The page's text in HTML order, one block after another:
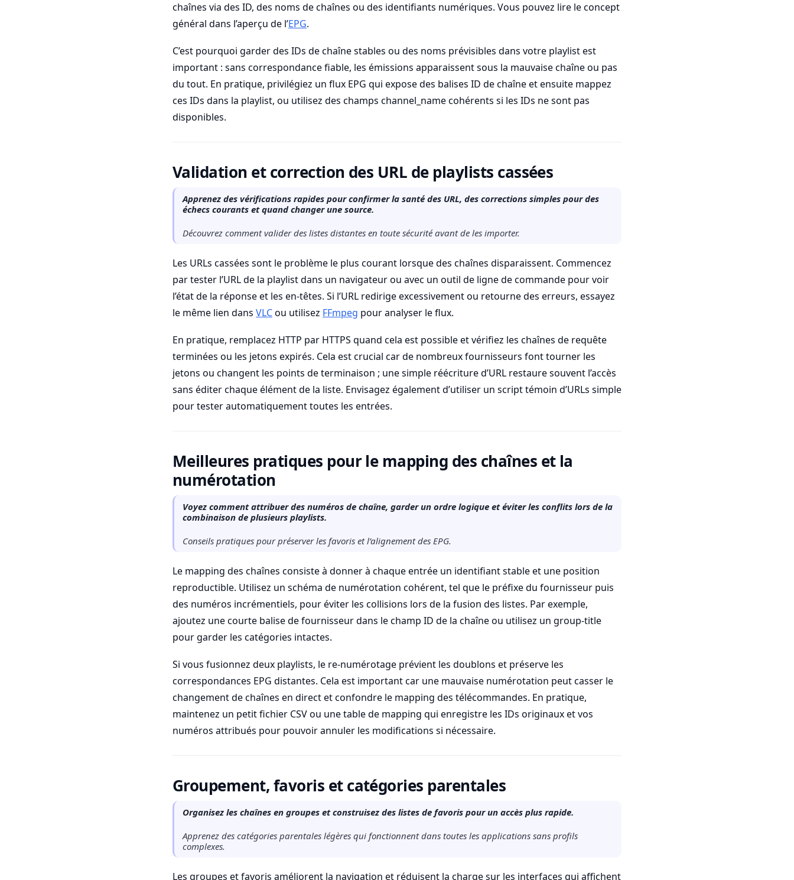
chaînes via des ID, des noms de chaînes ou des identifiants numériques. Vous pouvez lire le concept
général dans l’aperçu de l’EPG.
C’est pourquoi garder des IDs de chaîne stables ou des noms prévisibles dans votre playlist est
important : sans correspondance fiable, les émissions apparaissent sous la mauvaise chaîne ou pas
du tout. En pratique, privilégiez un flux EPG qui expose des balises ID de chaîne et ensuite mappez
ces IDs dans la playlist, ou utilisez des champs channel_name cohérents si les IDs ne sont pas
disponibles.
Validation et correction des URL de playlists cassées
Apprenez des vérifications rapides pour confirmer la santé des URL, des corrections simples pour des
échecs courants et quand changer une source.
Découvrez comment valider des listes distantes en toute sécurité avant de les importer.
Les URLs cassées sont le problème le plus courant lorsque des chaînes disparaissent. Commencez
par tester l’URL de la playlist dans un navigateur ou avec un outil de ligne de commande pour voir
l’état de la réponse et les en-têtes. Si l’URL redirige excessivement ou retourne des erreurs, essayez
le même lien dans VLCou utilisez FFmpeg pour analyser le flux.
En pratique, remplacez HTTP par HTTPS quand cela est possible et vérifiez les chaînes de requête
terminées ou les jetons expirés. Cela est crucial car de nombreux fournisseurs font tourner les
jetons ou changent les points de terminaison ; une simple réécriture d’URL restaure souvent l’accès
sans éditer chaque élément de la liste. Envisagez également d’utiliser un script témoin d’URLs simple
pour tester automatiquement toutes les entrées.
Meilleures pratiques pour le mapping des chaînes et la
numérotation
Voyez comment attribuer des numéros de chaîne, garder un ordre logique et éviter les conflits lors de la
combinaison de plusieurs playlists.
Conseils pratiques pour préserver les favoris et l’alignement des EPG.
Le mapping des chaînes consiste à donner à chaque entrée un identifiant stable et une position
reproductible. Utilisez un schéma de numérotation cohérent, tel que le préfixe du fournisseur puis
des numéros incrémentiels, pour éviter les collisions lors de la fusion des listes. Par exemple,
ajoutez une courte balise de fournisseur dans le champ ID de la chaîne ou utilisez un group-title
pour garder les catégories intactes.
Si vous fusionnez deux playlists, le re-numérotage prévient les doublons et préserve les
correspondances EPG distantes. Cela est important car une mauvaise numérotation peut casser le
changement de chaînes en direct et confondre le mapping des télécommandes. En pratique,
maintenez un petit fichier CSV ou une table de mapping qui enregistre les IDs originaux et vos
numéros attribués pour pouvoir annuler les modifications si nécessaire.
Groupement, favoris et catégories parentales
Organisez les chaînes en groupes et construisez des listes de favoris pour un accès plus rapide.
Apprenez des catégories parentales légères qui fonctionnent dans toutes les applications sans profils
complexes.
Les groupes et favoris améliorent la navigation et réduisent la charge sur les interfaces qui affichent